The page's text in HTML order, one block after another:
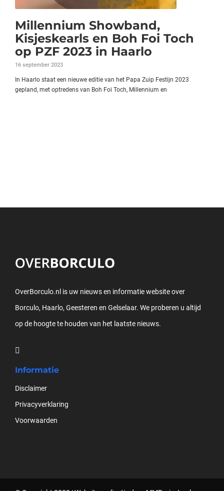
Millennium Showband,
Kisjeskearls en Boh Foi Toch
op PZF 2023 in Haarlo
16 september 2023
In Haarlo staat een nieuwe editie van het Papa Zuip Festijn 2023
gepland, met optredens van Boh Foi Toch, Millennium en
OverBorculo.nl is uw nieuws en informatie website over
Borculo, Haarlo, Geesteren en Gelselaar. We proberen u altijd
op de hoogte te houden van het laatste nieuws.
Informatie
Disclaimer
Privacyverklaring
Voorwaarden